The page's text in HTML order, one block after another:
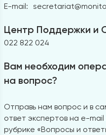
E-mail:
Центр Поддержки и
022 822 024
Вам необходим
на вопрос?
Отправь нам вопрос и в
ответ экспертов на e-
рубрике «Вопросы и